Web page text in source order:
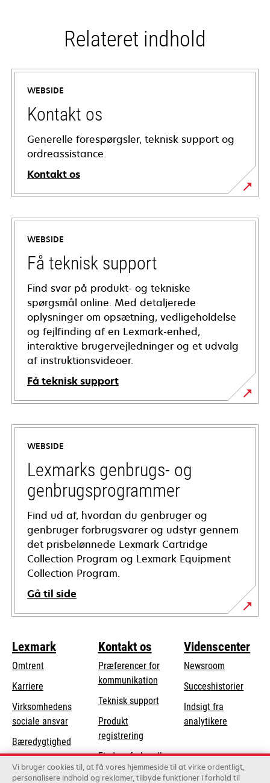
Relateret indhold
WEBSIDE
Kontakt os
Generelle forespørgsler, teknisk support og
ordreassistance.
Kontakt os
WEBSIDE
Få teknisk support
Find svar på produkt- og tekniske
spørgsmål online. Med detaljerede
oplysninger om opsætning, vedligeholdelse
og fejlfinding af en Lexmark-enhed,
interaktive brugervejledninger og et udvalg
af instruktionsvideoer.
Få teknisk support
opens
in
new
tab
WEBSIDE
Lexmarks genbrugs- og
genbrugsprogrammer
Find ud af, hvordan du genbruger og
genbruger forbrugsvarer og udstyr gennem
det prisbelønnede Lexmark Cartridge
Collection Program og Lexmark Equipment
Collection Program.
Gå til side
Lexmark
Omtrent
Karriere
Virksomhedens
sociale ansvaropens
in
a
new
tab
Bæredygtighed
Lexmark-partnere
Kontakt os
Præferencer for
kommunikation
Teknisk supportopens
tab
Produkt
registrering
Find en forhandler
Liste over
Videnscenter
Newsroom
Succeshistorier
Indsigt fra
analytikere
Vi bruger cookies til, at få vores hjemmeside til at virke ordentligt,
personalisere indhold og reklamer, tilbyde funktioner i forhold til